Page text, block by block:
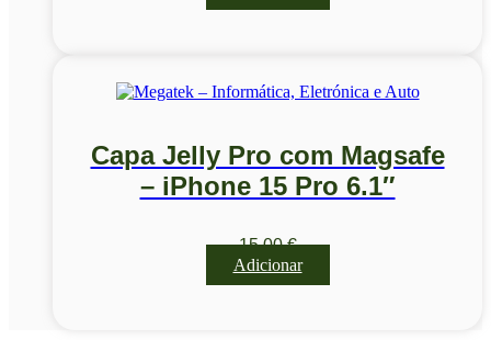
Capa Jelly Pro com Magsafe
– iPhone 15 Pro 6.1″
15,00€
Adicionar